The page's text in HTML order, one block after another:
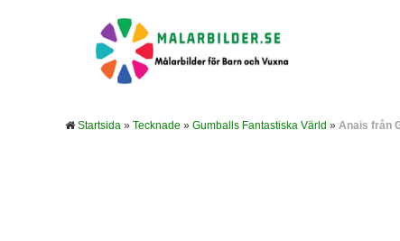
Startsida » Tecknade » Gumballs Fantastiska Värld » Anais från